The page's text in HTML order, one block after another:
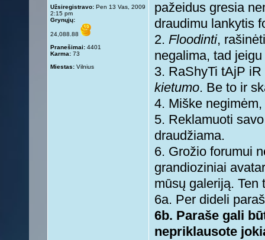
Užsiregistravo: Pen 13 Vas, 2009
2:15 pm
Grynųjų:
24,088.88
Pranešimai: 4401
Karma: 73
Miestas: Vilnius
pažeidus gresia
draudimu lankytis
2. Floodinti,
negalima, tad
3. RaShyTi tAjP
kietumo. Be to ir
4. Miške
5. Reklamuoti
draudžiama.
6. Grožio forumui
grandioziniai
mūsų galeriją. Ten
6a. Per dideli
6b. Paraše gali
nepriklausote